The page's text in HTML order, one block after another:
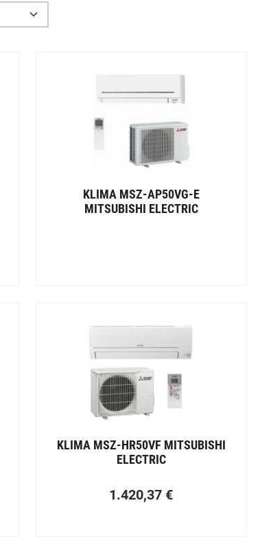
KLIMA MSZ-AP50VG-E
MITSUBISHI ELECTRIC
KLIMA MSZ-HR50VF MITSUBISHI
ELECTRIC
1.420,37 €